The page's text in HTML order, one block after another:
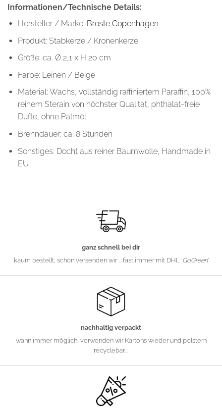
Informationen/Technische Details:
Hersteller / Marke: Broste Copenhagen
Produkt: Stabkerze / Kronenkerze
Größe: ca. Ø 2,1 x H 20 cm
Farbe: Leinen / Beige
Material: Wachs, vollständig raffiniertem Paraffin, 100%
reinem Sterain von höchster Qualität, phthalat-freie
Düfte, ohne Palmöl
Brenndauer: ca. 8 Stunden
Sonstiges: Docht aus reiner Baumwolle, Handmade in
EU
ganz schnell bei dir
kaum bestellt, schon versenden wir ... fast immer mit DHL 'GoGreen'
nachhaltig verpackt
wann immer möglich, verwenden wir Kartons wieder und polstern
recyclebar....